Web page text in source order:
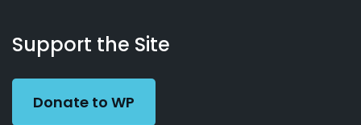
Working
Preacher
Us
Support the Site
Donate to WP